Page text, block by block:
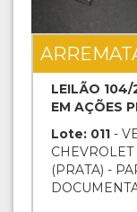
LEILÃO 104/
EM AÇÕES
Lote: 011 -
(PRATA) -